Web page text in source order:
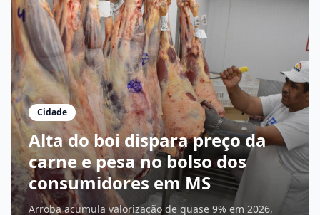
Cidade
Alta do boi dispara preço da
carne e pesa no bolso dos
consumidores em MS
Arroba acumula valorização de quase 9% em 2026,